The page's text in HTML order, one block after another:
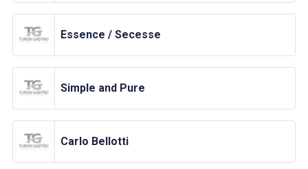
Essence / Secesse
Simple and Pure
Carlo Bellotti